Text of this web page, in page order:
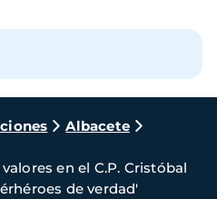
Albacete
en el C.P. Cristóbal
de verdad'